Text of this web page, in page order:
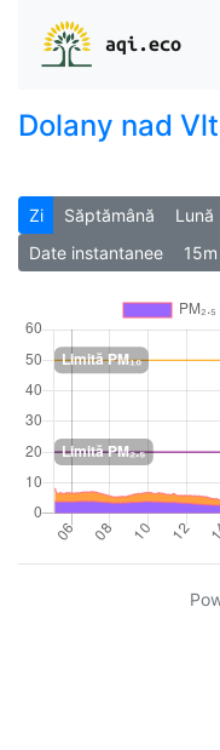
aqi.eco
Dolany nad
Zi Săptămână Lună
Date instantanee
15m